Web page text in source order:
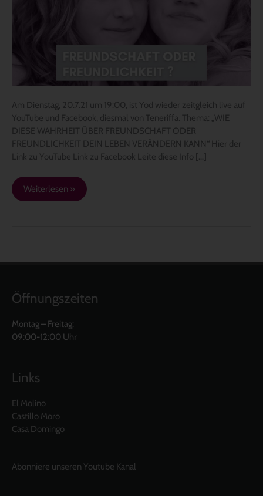
Am Dienstag, 20.7.21 um 19:00, ist Yod wieder zeitgleich live auf
YouTube und Facebook, diesmal von Teneriffa. Thema: „WIE
DIESE WAHRHEIT ÜBER FREUNDSCHAFT ODER
FREUNDLICHKEIT DEIN LEBEN VERÄNDERN KANN“ Hier der
Link zu YouTube Link zu Facebook Leite diese Info […]
„FREUNDSCHAFT
Weiterlesen »
Öffnungszeiten
Montag – Freitag:
09:00-12:00 Uhr
Links
El Molino
Castillo Moro
Casa Domingo
Abonniere unseren Youtube Kanal